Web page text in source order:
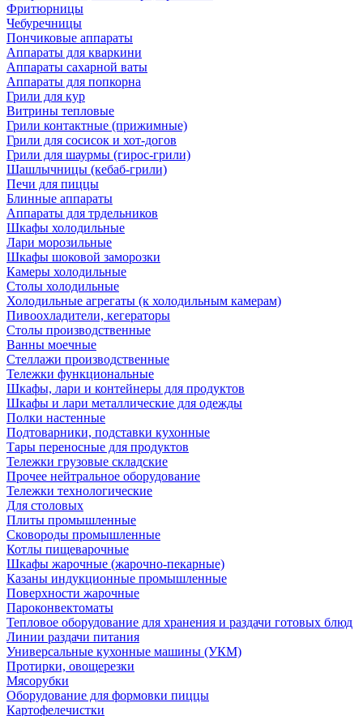
Фритюрницы
Чебуречницы
Пончиковые аппараты
Аппараты для кваркини
Аппараты сахарной ваты
Аппараты для попкорна
Грили для кур
Витрины тепловые
Грили контактные (прижимные)
Грили для сосисок и хот-догов
Грили для шаурмы (гирос-грили)
Шашлычницы (кебаб-грили)
Печи для пиццы
Блинные аппараты
Аппараты для трдельников
Шкафы холодильные
Лари морозильные
Шкафы шоковой заморозки
Камеры холодильные
Столы холодильные
Холодильные агрегаты (к холодильным камерам)
Пивоохладители, кегераторы
Столы производственные
Ванны моечные
Стеллажи производственные
Тележки функциональные
Шкафы, лари и контейнеры для продуктов
Шкафы и лари металлические для одежды
Полки настенные
Подтоварники, подставки кухонные
Тары переносные для продуктов
Тележки грузовые складские
Прочее нейтральное оборудование
Тележки технологические
Для столовых
Плиты промышленные
Сковороды промышленные
Котлы пищеварочные
Шкафы жарочные (жарочно-пекарные)
Казаны индукционные промышленные
Поверхности жарочные
Пароконвектоматы
Тепловое оборудование для хранения и раздачи готовых блюд
Линии раздачи питания
Универсальные кухонные машины (УКМ)
Протирки, овощерезки
Мясорубки
Оборудование для формовки пиццы
Картофелечистки